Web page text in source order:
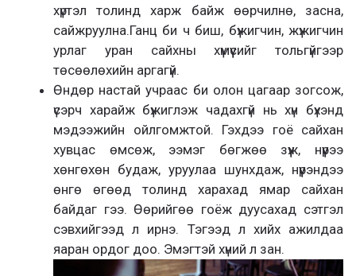
хүртэл толинд харж байж өөрчилнө, засна,
сайжруулна.Ганц би ч биш, бүжигчин, жүжигчин
урлаг уран сайхны хүмүүсийг тольгүйгээр
төсөөлөхийн аргагүй.
Өндөр настай учраас би олон цагаар зогсож,
үсэрч харайж бүжиглэж чадахгүй нь хүн бүхэнд
мэдээжийн ойлгомжтой. Гэхдээ гоё сайхан
хувцас өмсөж, ээмэг бөгжөө зүүж, нүүрээ
хөнгөхөн будаж, уруулаа шунхдаж, нүүрэндээ
өнгө өгөөд толинд харахад ямар сайхан
байдаг гээ. Өөрийгөө гоёж дуусахад сэтгэл
сэвхийгээд л ирнэ. Тэгээд л хийх ажилдаа
яаран ордог доо. Эмэгтэй хүний л зан.